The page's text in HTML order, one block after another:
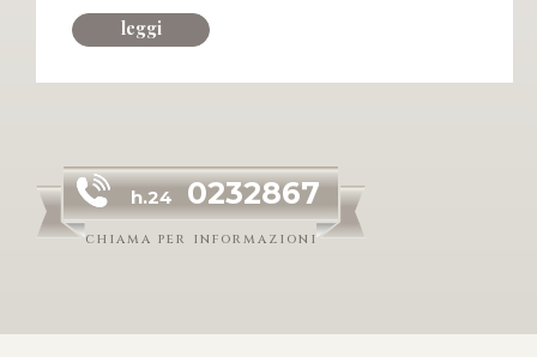
leggi
h.24 0232867
chiama per informazioni